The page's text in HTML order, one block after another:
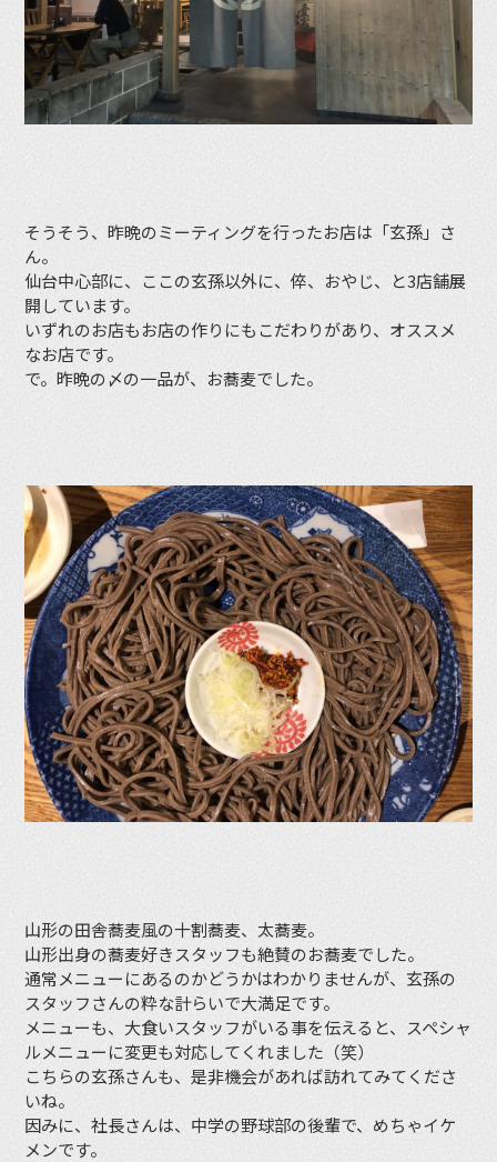
そうそう、昨晩のミーティングを行ったお店は「玄孫」さ
ん。
仙台中心部に、ここの玄孫以外に、倅、おやじ、と3店舗展
開しています。
いずれのお店もお店の作りにもこだわりがあり、オススメ
なお店です。
で。昨晩の〆の一品が、お蕎麦でした。
山形の田舎蕎麦風の十割蕎麦、太蕎麦。
山形出身の蕎麦好きスタッフも絶賛のお蕎麦でした。
通常メニューにあるのかどうかはわかりませんが、玄孫の
スタッフさんの粋な計らいで大満足です。
メニューも、大食いスタッフがいる事を伝えると、スペシャ
ルメニューに変更も対応してくれました（笑）
こちらの玄孫さんも、是非機会があれば訪れてみてくださ
いね。
因みに、社長さんは、中学の野球部の後輩で、めちゃイケ
メンです。